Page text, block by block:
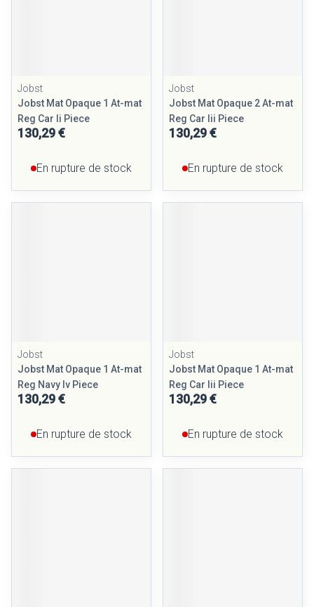
Jobst
Jobst Mat Opaque 1 At-mat
Reg Car Ii Piece
130,29 €
En rupture de stock
Jobst
Jobst Mat Opaque 2 At-mat
Reg Car Iii Piece
130,29 €
En rupture de stock
Jobst
Jobst Mat Opaque 1 At-mat
Reg Navy Iv Piece
130,29 €
En rupture de stock
Jobst
Jobst Mat Opaque 1 At-mat
Reg Car Iii Piece
130,29 €
En rupture de stock